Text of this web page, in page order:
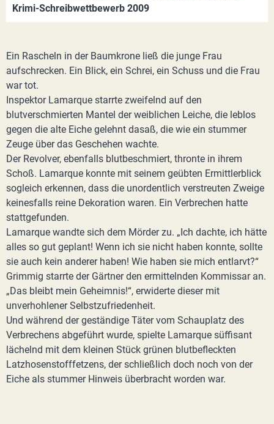
Krimi-Schreibwettbewerb 2009
Ein Rascheln in der Baumkrone ließ die junge Frau
aufschrecken. Ein Blick, ein Schrei, ein Schuss und die Frau
war tot.
Inspektor Lamarque starrte zweifelnd auf den
blutverschmierten Mantel der weiblichen Leiche, die leblos
gegen die alte Eiche gelehnt dasaß, die wie ein stummer
Zeuge über das Geschehen wachte.
Der Revolver, ebenfalls blutbeschmiert, thronte in ihrem
Schoß. Lamarque konnte mit seinem geübten Ermittlerblick
sogleich erkennen, dass die unordentlich verstreuten Zweige
keinesfalls reine Dekoration waren. Ein Verbrechen hatte
stattgefunden.
Lamarque wandte sich dem Mörder zu. „Ich dachte, ich hätte
alles so gut geplant! Wenn ich sie nicht haben konnte, sollte
sie auch kein anderer haben! Wie haben sie mich entlarvt?“
Grimmig starrte der Gärtner den ermittelnden Kommissar an.
„Das bleibt mein Geheimnis!“, erwiderte dieser mit
unverhohlener Selbstzufriedenheit.
Und während der geständige Täter vom Schauplatz des
Verbrechens abgeführt wurde, spielte Lamarque süffisant
lächelnd mit dem kleinen Stück grünen blutbefleckten
Latzhosenstofffetzens, der schließlich doch noch von der
Eiche als stummer Hinweis überbracht worden war.